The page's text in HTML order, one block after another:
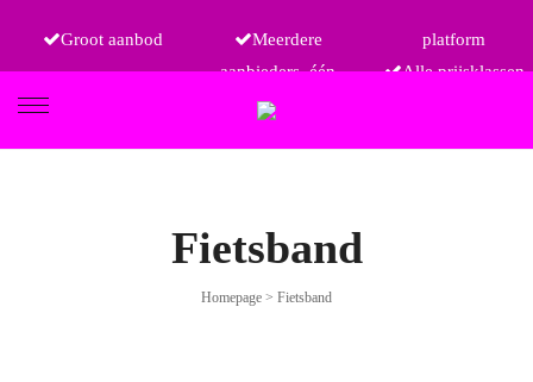
Groot aanbod
Meerdere
aanbieders, één
platform
Alle prijsklassen
Fietsband
Homepage > Fietsband